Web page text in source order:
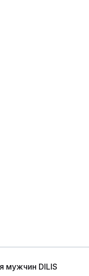
мужчин DILIS